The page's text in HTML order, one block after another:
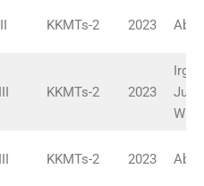
KKMTs-2 2023
KKMTs-2 2023
Irgi
Juli
KKMTs-2 2023